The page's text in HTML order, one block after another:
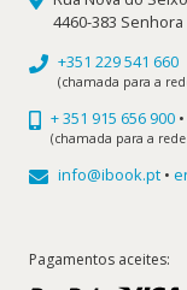
4460-383
+351 229 541 660
(chamada para a
+ 351 915 656 900 •
(chamada para a
info@ibook.pt •
Pagamentos aceites: